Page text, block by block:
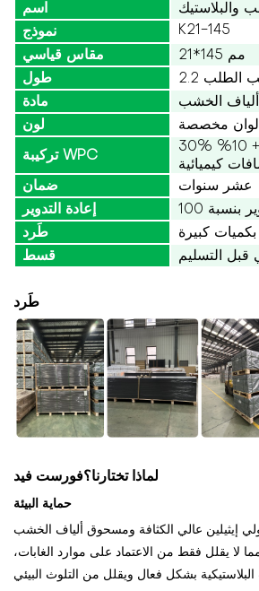
اسم
والبلاستيك
نموذج
K21-145
مقاس قياسي
21*145 مم
طول
مادة
الخشب
لون
ألوان مخصصة
تركيبة WPC
30% بولي إيثيلين عالي الكثافة + 60% ألياف خشبية + 10%
كيميائية
ضمان
عشر سنوات
إعادة التدوير
طَرد
كبيرة
قسط
طَرد
لماذا تختارنا؟فورست فيد
حماية البيئة
إيثيلين عالي الكثافة ومسحوق ألياف الخشب
لا يقلل فقط من الاعتماد على موارد الغابات،